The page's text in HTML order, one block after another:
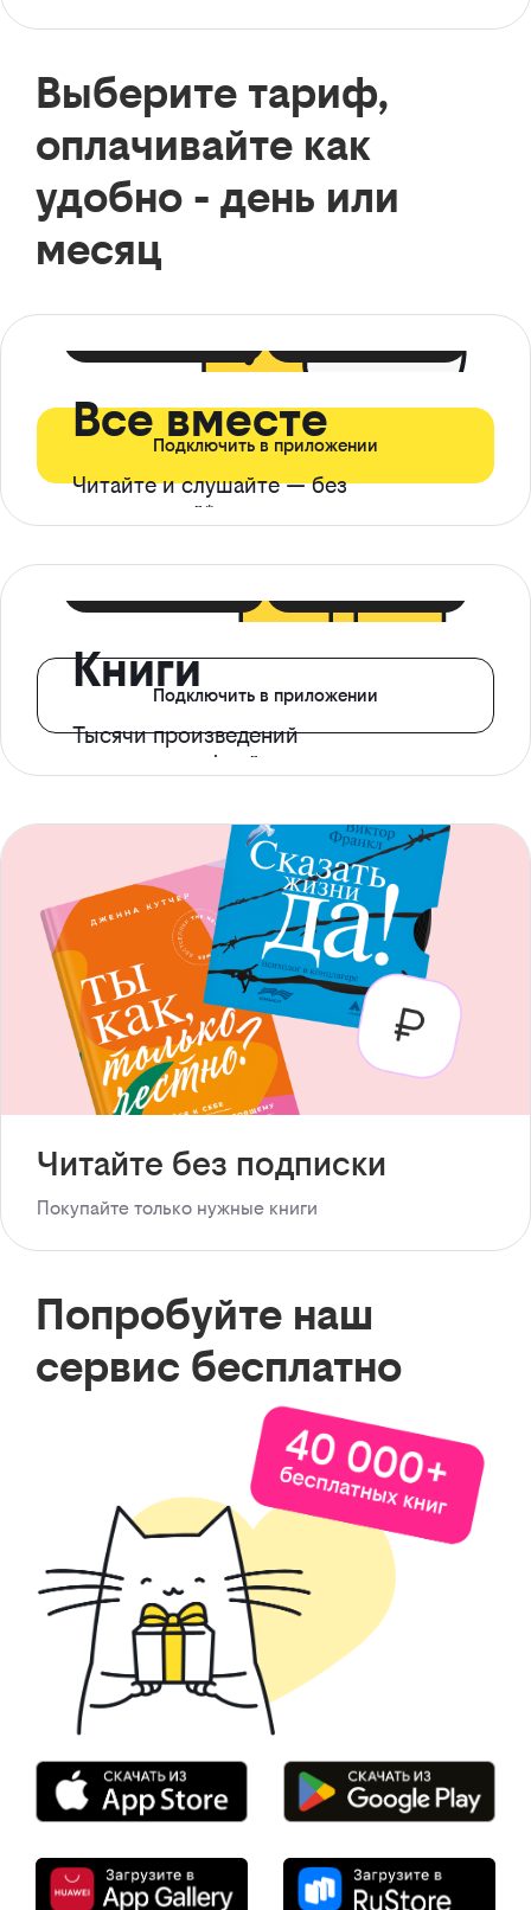
Выберите тариф,
оплачивайте как
удобно - день или
месяц
Все вместе
Читайте и слушайте — без
ограничений*
Подключить в приложении
Книги
Тысячи произведений
с доступом офлайн
Подключить в приложении
Читайте без подписки
Покупайте только нужные книги
Попробуйте наш
сервис бесплатно